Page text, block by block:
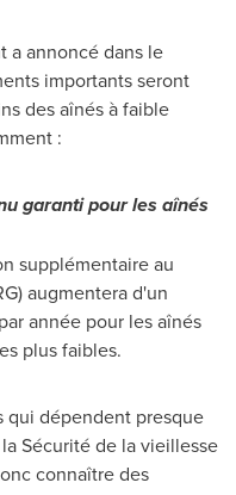
a annoncé dans le
importants seront
des aînés à faible
:
garanti pour les aînés
supplémentaire au
augmentera d'un
année pour les aînés
plus faibles.
qui dépendent presque
Sécurité de la vieillesse
connaître des